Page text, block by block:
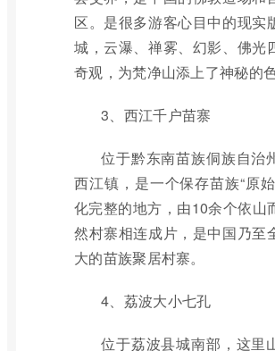
区。是很多游客心目中的现实
城，云瀑、禅雾、幻影、佛光
奇观，为梵净山添上了神秘的色
3、西江千户苗寨
位于黔东南苗族侗族自治
西江镇，是一个保存苗族“原
化完整的地方，由10余个依山
然村寨相连成片，是中国乃至
大的苗族聚居村寨。
4、荔波大小七孔
位于荔波县城南部，这里